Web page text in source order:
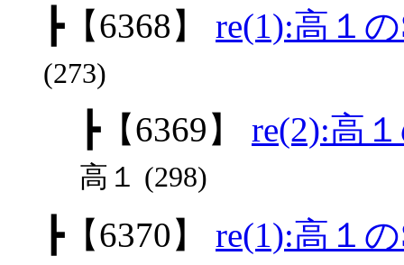
┣【6368】 re(1):高１
(273)
┣【6369】 re(2):高
高１ (298)
┣【6370】 re(1):高１